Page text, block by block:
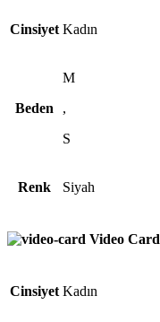
Cinsiyet Kadın
Beden
M
,
S
Renk Siyah
Video Card
Cinsiyet Kadın